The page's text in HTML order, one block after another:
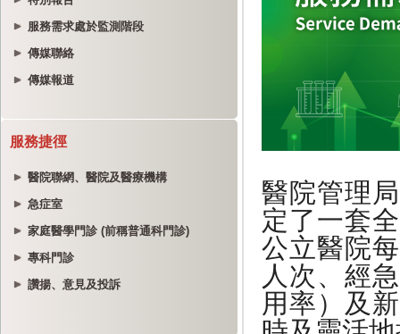
服務需求處於監測階段
傳媒聯絡
傳媒報道
服務捷徑
醫院聯網、醫院及醫療機構
急症室
家庭醫學門診 (前稱普通科門診)
專科門診
讚揚、意見及投訴